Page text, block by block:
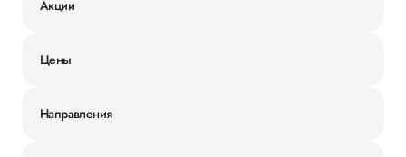
Акции
Цены
Направления